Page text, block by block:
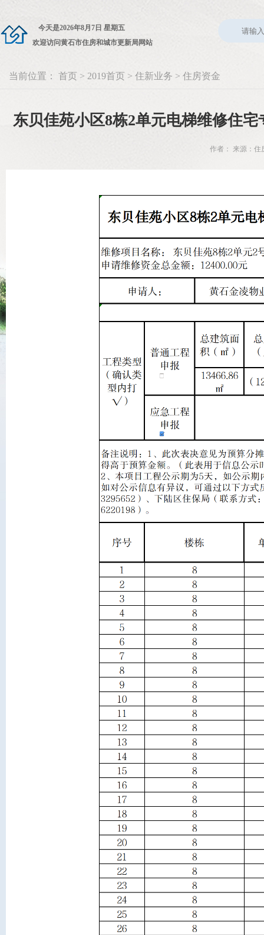
今天是2026年8月7日 星期五
欢迎访问黄石市住房和城市更新局网站
当前位置： 首页 > 2019首页 > 住新业务 > 住房资金
东贝佳苑小区8栋2单元电梯维修住
作者： 来源：